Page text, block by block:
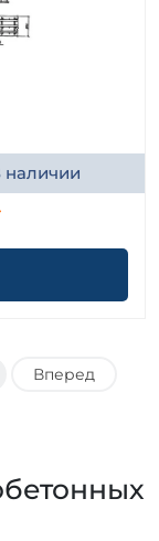
наличии
Вперед